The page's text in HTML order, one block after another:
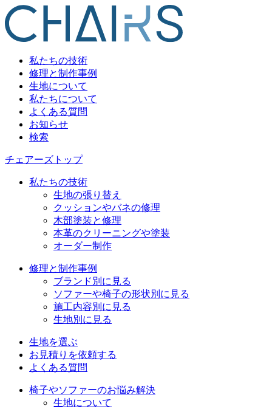
私たちの技術
修理と制作事例
生地について
私たちについて
よくある質問
お知らせ
検索
チェアーズトップ
私たちの技術
生地の張り替え
クッションやバネの修理
木部塗装と修理
本革のクリーニングや塗装
オーダー制作
修理と制作事例
ブランド別に見る
ソファーや椅子の形状別に見る
施工内容別に見る
生地別に見る
生地を選ぶ
お見積りを依頼する
よくある質問
椅子やソファーのお悩み解決
生地について